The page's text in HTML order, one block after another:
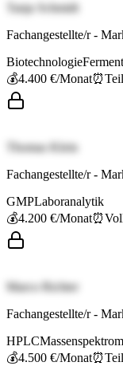
Tanja Schmidt
Fachangestellte/r -
Biotechnologie
💰4.400 €/Monat⏰
Thomas Klein
Fachangestellte/r -
GMPLaboranalytik
💰4.200 €/Monat⏰
Marco Richter
Fachangestellte/r -
HPLC
💰4.500 €/Monat⏰